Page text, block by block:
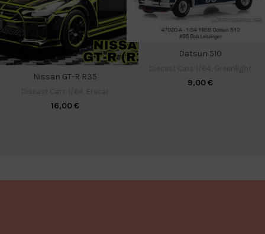
Nissan GT-R R35
16,00€
Datsun 510
9,00€